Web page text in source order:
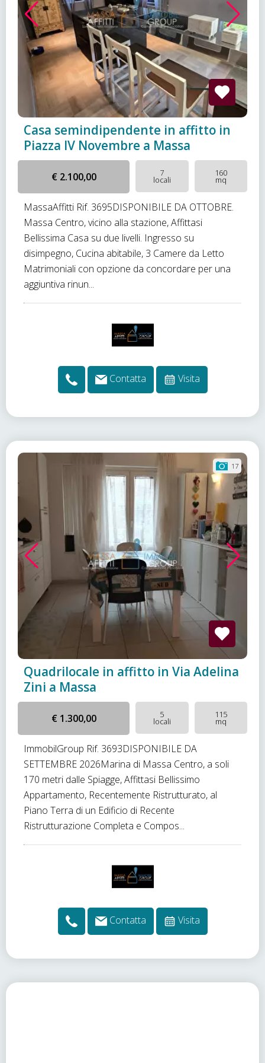
Casa semindipendente in affitto in
Piazza IV Novembre a Massa
€ 2.100,00 7
locali
160
mq
MassaAffitti Rif. 3695DISPONIBILE DA OTTOBRE.
Massa Centro, vicino alla stazione, Affittasi
Bellissima Casa su due livelli. Ingresso su
disimpegno, Cucina abitabile, 3 Camere da Letto
Matrimoniali con opzione da concordare per una
aggiuntiva rinun...
Contatta Visita
17
Quadrilocale in affitto in Via Adelina
Zini a Massa
€ 1.300,00 5
locali
115
mq
ImmobilGroup Rif. 3693DISPONIBILE DA
SETTEMBRE 2026Marina di Massa Centro, a soli
170 metri dalle Spiagge, Affittasi Bellissimo
Appartamento, Recentemente Ristrutturato, al
Piano Terra di un Edificio di Recente
Ristrutturazione Completa e Compos...
Contatta Visita